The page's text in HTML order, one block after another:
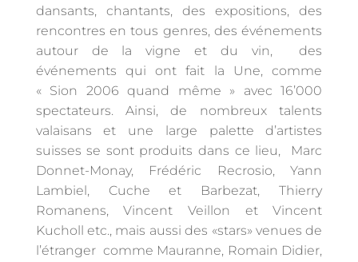
dansants, chantants, des expositions, des
rencontres en tous genres, des événements
autour de la vigne et du vin, des
événements qui ont fait la Une, comme
« Sion 2006 quand même » avec 16’000
spectateurs. Ainsi, de nombreux talents
valaisans et une large palette d’artistes
suisses se sont produits dans ce lieu, Marc
Donnet-Monay, Frédéric Recrosio, Yann
Lambiel, Cuche et Barbezat, Thierry
Romanens, Vincent Veillon et Vincent
Kucholl etc., mais aussi des «stars» venues de
l’étranger comme Mauranne, Romain Didier,